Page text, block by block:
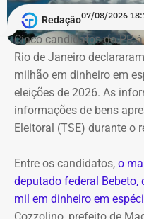
A Polícia Federal indica
fachada para não pagar
combustível ao país.
pagamentos de
tributo no momento da
algo que nunca foi feito,
*Com informações do
Redação07/08/2026
Cinco candidatos do PP
Rio de Janeiro
milhão em dinheiro em
eleições de 2026. As
informações de bens
Eleitoral (TSE) durante o
Entre os candidatos, o
deputado federal
mil em dinheiro em